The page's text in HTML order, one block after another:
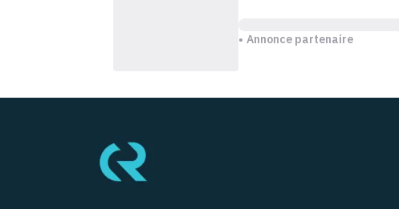
Annonce partenaire